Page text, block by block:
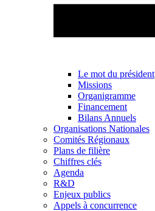
Le mot du président
Missions
Organigramme
Financement
Bilans Annuels
Organisations Nationales
Comités Régionaux
Plans de filière
Chiffres clés
Agenda
R&D
Enjeux publics
Appels à concurrence